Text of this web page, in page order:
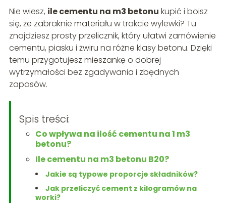
Nie wiesz, ile cementu na m3 betonu kupić i boisz
się, że zabraknie materiału w trakcie wylewki? Tu
znajdziesz prosty przelicznik, który ułatwi zamówienie
cementu, piasku i żwiru na różne klasy betonu. Dzięki
temu przygotujesz mieszankę o dobrej
wytrzymałości bez zgadywania i zbędnych
zapasów.
Spis treści:
Co wpływa na ilość cementu na 1 m3
betonu?
Ile cementu na m3 betonu B20?
Jakie są typowe proporcje składników?
Jak przeliczyć cement z kilogramów na
worki?